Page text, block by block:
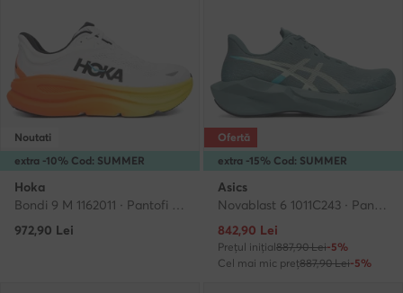
extra -10% Cod: SUMMER
Noutati
Hoka
Bondi 9 M 1162011 · Pantofi pentru alergare
972,90 Lei
extra -15% Cod: SUMMER
Ofertă
Asics
Novablast 6 1011C243 · Pantofi pentru alergare
Prețul actual
842,90 Lei
Prețul inițial887,90 Lei-5%
Cel mai mic preț887,90 Lei-5%